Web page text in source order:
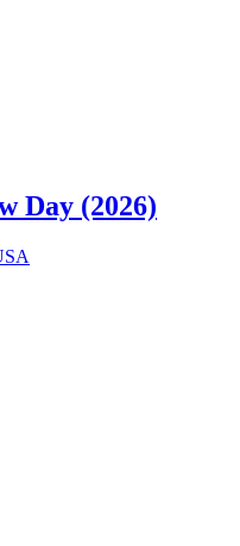
Day (2026)